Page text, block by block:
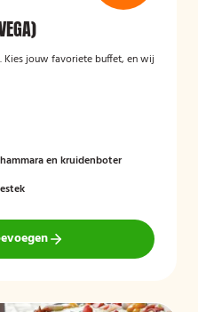
jouw favoriete buffet, en wij
en kruidenboter